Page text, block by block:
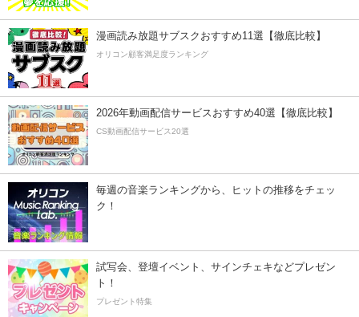
漫画読み放題サブスクおすすめ11選【徹底比較】
オリコン顧客満足度ランキング
2026年動画配信サービスおすすめ40選【徹底比較】
CS動画配信サービス20選
毎週の音楽ランキングから、ヒットの推移をチェッ
ク！
試写会、登壇イベント、サインチェキなどプレゼン
ト！
プレゼント特集